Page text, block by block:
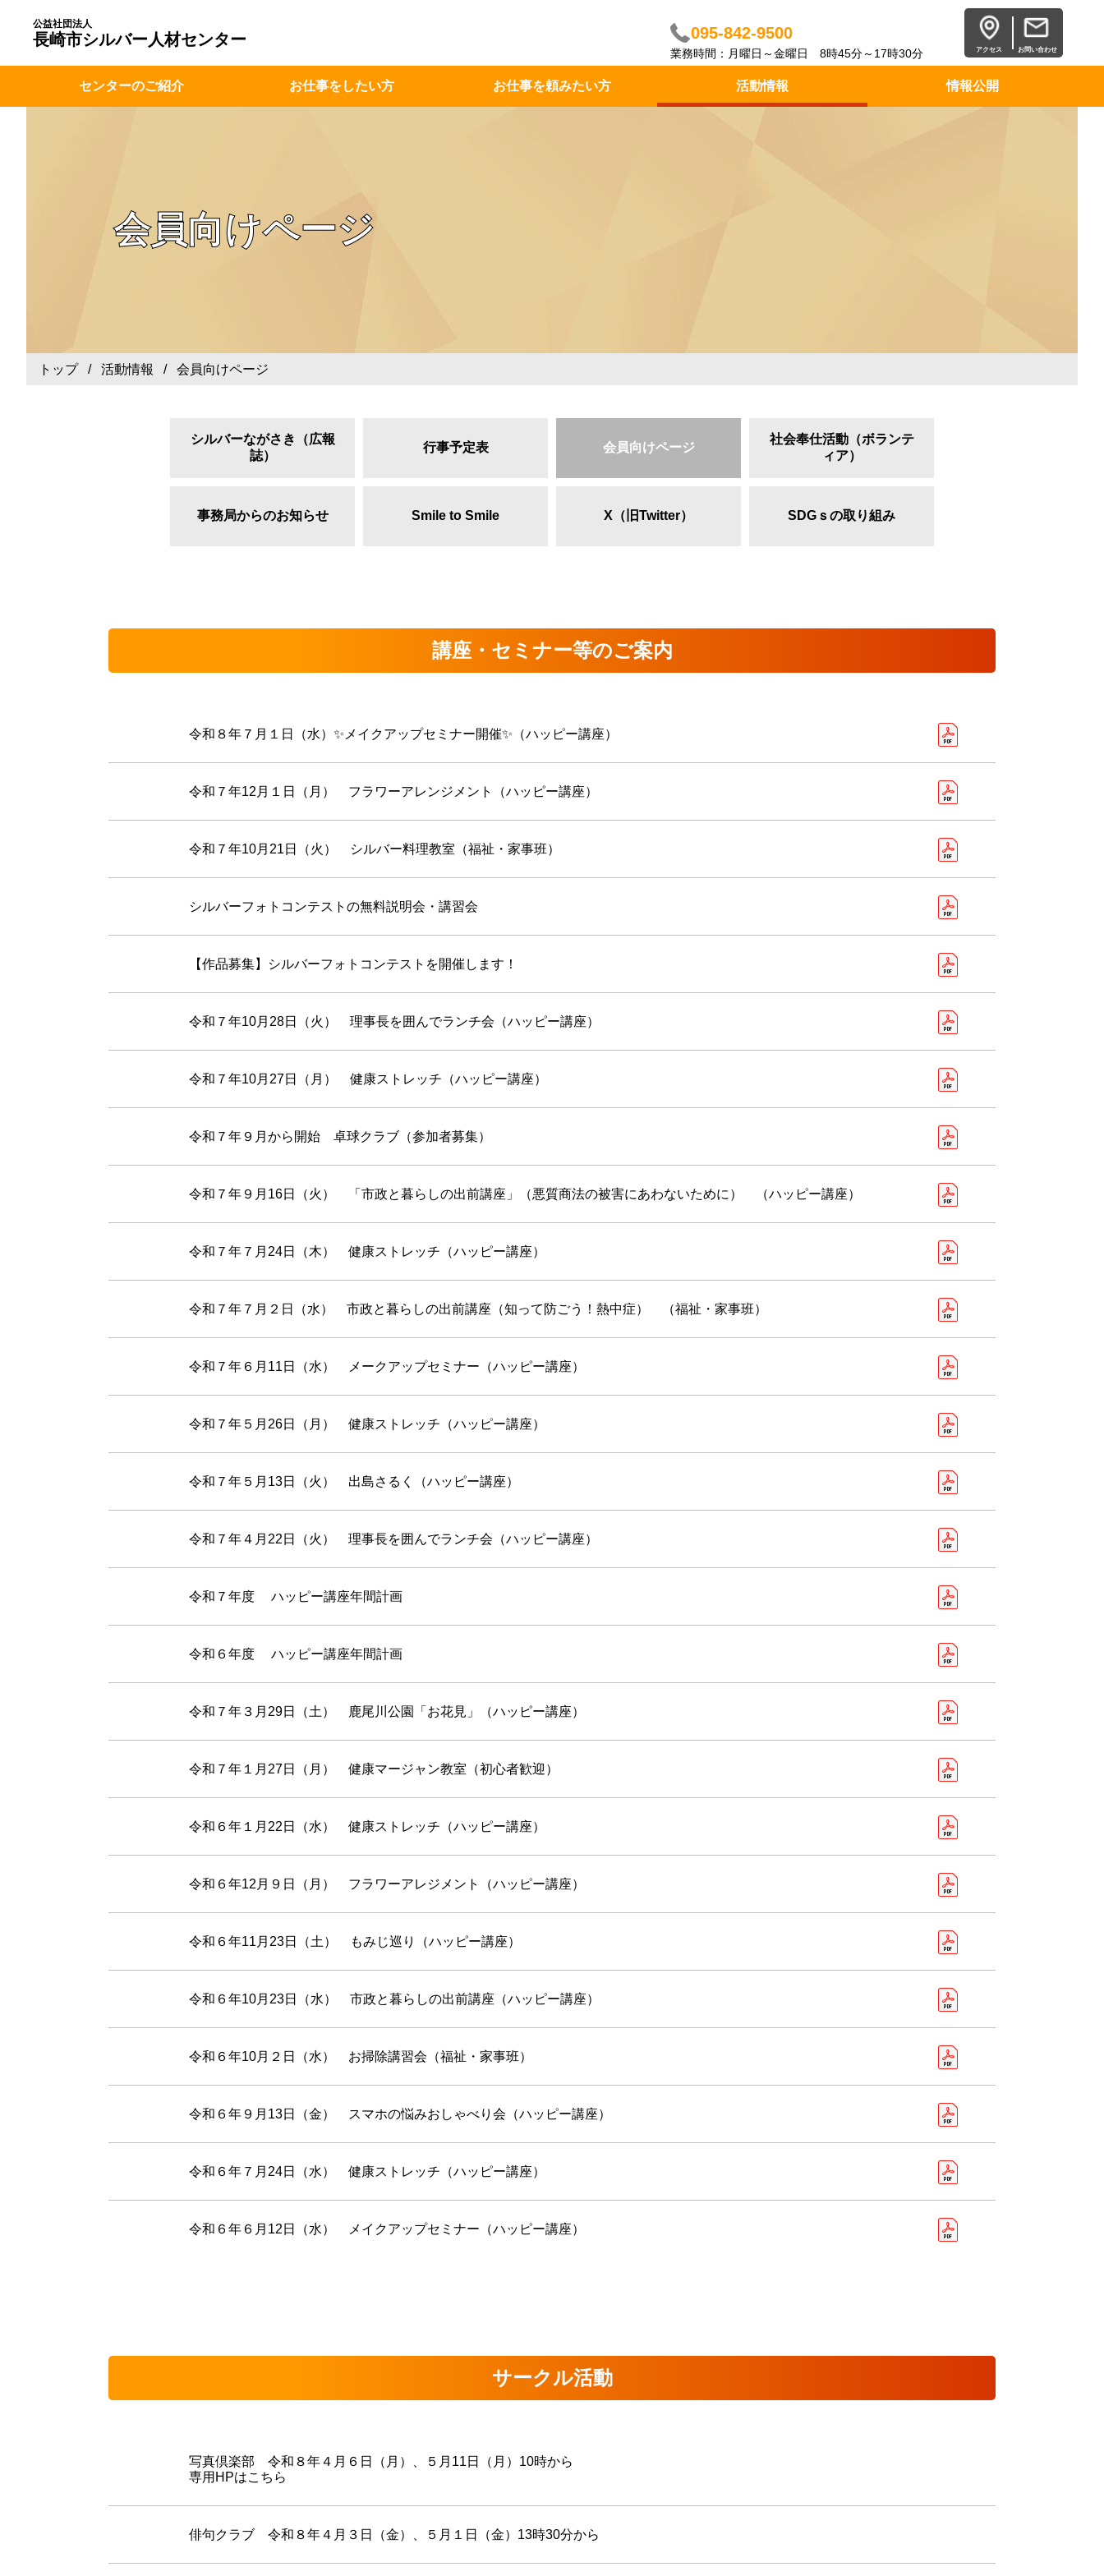
公益社団法人
長崎市シルバー人材センター 095-842-9500
業務時間：月曜日～金曜日 8時45分～17時30分 アクセス お問い合わせ
センターのご紹介 お仕事をしたい方 お仕事を頼みたい方 活動情報 情報公開
会員向けページ
トップ/ 活動情報 / 会員向けページ
シルバーながさき（広報
誌）
行事予定表 会員向けページ
社会奉仕活動（ボランテ
ィア）
事務局からのお知らせ Smile to Smile X（旧Twitter） SDGｓの取り組み
講座・セミナー等のご案内
令和８年７月１日（水）✨メイクアップセミナー開催✨（ハッピー講座）
令和７年12月１日（月） フラワーアレンジメント（ハッピー講座）
令和７年10月21日（火） シルバー料理教室（福祉・家事班）
シルバーフォトコンテストの無料説明会・講習会
【作品募集】シルバーフォトコンテストを開催します！
令和７年10月28日（火） 理事長を囲んでランチ会（ハッピー講座）
令和７年10月27日（月） 健康ストレッチ（ハッピー講座）
令和７年９月から開始 卓球クラブ（参加者募集）
令和７年９月16日（火） 「市政と暮らしの出前講座」（悪質商法の被害にあわないために） （ハッピー講座）
令和７年７月24日（木） 健康ストレッチ（ハッピー講座）
令和７年７月２日（水） 市政と暮らしの出前講座（知って防ごう！熱中症） （福祉・家事班）
令和７年６月11日（水） メークアップセミナー（ハッピー講座）
令和７年５月26日（月） 健康ストレッチ（ハッピー講座）
令和７年５月13日（火） 出島さるく（ハッピー講座）
令和７年４月22日（火） 理事長を囲んでランチ会（ハッピー講座）
令和７年度 ハッピー講座年間計画
令和６年度 ハッピー講座年間計画
令和７年３月29日（土） 鹿尾川公園「お花見」（ハッピー講座）
令和７年１月27日（月） 健康マージャン教室（初心者歓迎）
令和６年１月22日（水） 健康ストレッチ（ハッピー講座）
令和６年12月９日（月） フラワーアレジメント（ハッピー講座）
令和６年11月23日（土） もみじ巡り（ハッピー講座）
令和６年10月23日（水） 市政と暮らしの出前講座（ハッピー講座）
令和６年10月２日（水） お掃除講習会（福祉・家事班）
令和６年９月13日（金） スマホの悩みおしゃべり会（ハッピー講座）
令和６年７月24日（水） 健康ストレッチ（ハッピー講座）
令和６年６月12日（水） メイクアップセミナー（ハッピー講座）
サークル活動
写真倶楽部 令和８年４月６日（月）、５月11日（月）10時から
専用HPはこちら
俳句クラブ 令和８年４月３日（金）、５月１日（金）13時30分から